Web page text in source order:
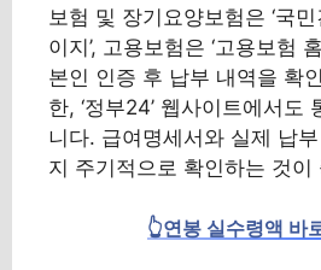
보험 및 장기요양보험은 ‘국
이지’, 고용보험은 ‘고용보험
본인 인증 후 납부 내역을 확
한, ‘정부24’ 웹사이트에서도
니다. 급여명세서와 실제 납
지 주기적으로 확인하는 것이
👆연봉 실수령액 바